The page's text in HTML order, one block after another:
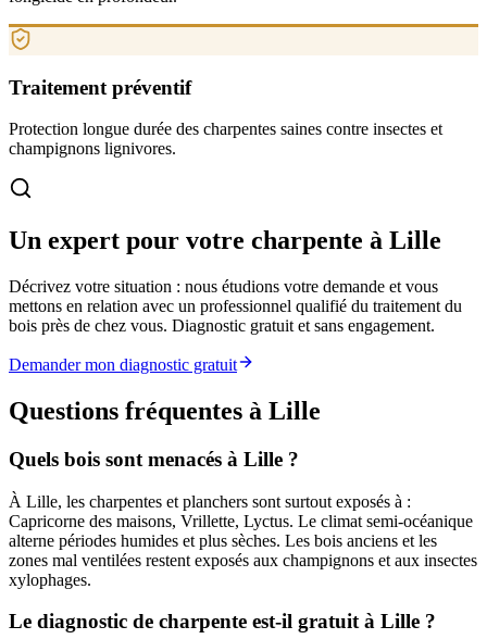
Traitement préventif
Protection longue durée des charpentes saines contre insectes et
champignons lignivores.
Un expert pour votre charpente à Lille
Décrivez votre situation : nous étudions votre demande et vous
mettons en relation avec un professionnel qualifié du traitement du
bois près de chez vous. Diagnostic gratuit et sans engagement.
Demander mon diagnostic gratuit
Questions fréquentes à Lille
Quels bois sont menacés à Lille ?
À Lille, les charpentes et planchers sont surtout exposés à :
Capricorne des maisons, Vrillette, Lyctus. Le climat semi-océanique
alterne périodes humides et plus sèches. Les bois anciens et les
zones mal ventilées restent exposés aux champignons et aux insectes
xylophages.
Le diagnostic de charpente est-il gratuit à Lille ?